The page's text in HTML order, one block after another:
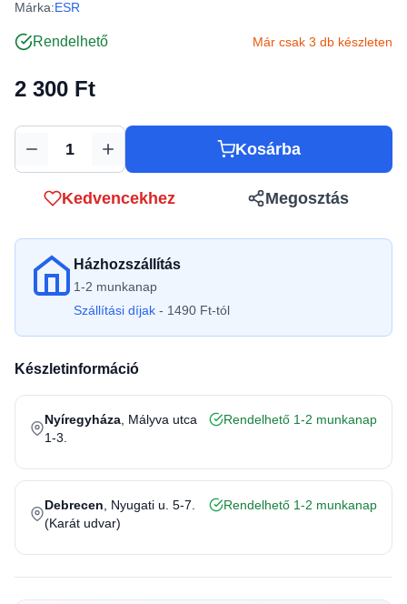
Márka:ESR
Rendelhető Már csak 3 db készleten
2 300 Ft
Mennyiség Kosárba
Kedvencekhez Megosztás
Házhozszállítás
1-2 munkanap
Szállítási díjak - 1490 Ft-tól
Készletinformáció
Nyíregyháza , Mályva utca
1-3.
Rendelhető 1-2 munkanap
Debrecen , Nyugati u. 5-7.
(Karát udvar)
Rendelhető 1-2 munkanap